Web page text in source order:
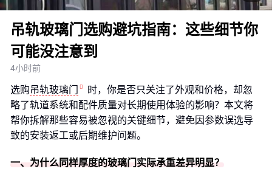
吊轨玻璃门选购避坑指南：这些细节你
可能没注意到
4小时前
选购吊轨玻璃门
时，你是否只关注了外观和价格，却忽
略了轨道系统和配件质量对长期使用体验的影响？本文将
帮你拆解那些容易被忽视的关键细节，避免因参数误选导
致的安装返工或后期维护问题。
一、为什么同样厚度的玻璃门实际承重差异明显？